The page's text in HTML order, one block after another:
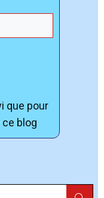
que pour
ce blog